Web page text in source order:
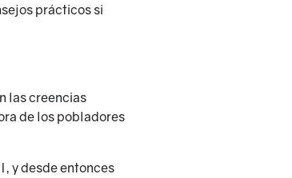
prácticos si
las creencias
de los pobladores
y desde entonces